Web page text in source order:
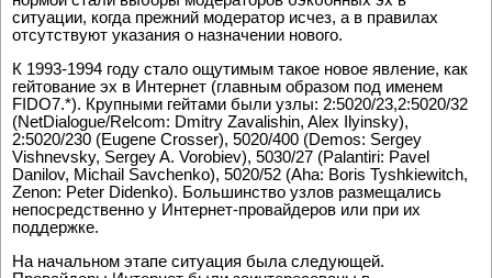
ситуации, когда прежний модератор исчез, а в правилах
отсутствуют указания о назначении нового.
К 1993-1994 году стало ощутимым такое новое явление, как
гейтование эх в Интернет (главным образом под именем
FIDO7.*). Крупными гейтами были узлы: 2:5020/23,2:5020/32
(NetDialogue/Relcom: Dmitry Zavalishin, Alex Ilyinsky),
2:5020/230 (Eugene Crosser), 5020/400 (Demos: Sergey
Vishnevsky, Sergey A. Vorobiev), 5030/27 (Palantiri: Pavel
Danilov, Michail Savchenko), 5020/52 (Aha: Boris Tyshkiewitch,
Zenon: Peter Didenko). Большинство узлов размещались
непосредственно у Интернет-провайдеров или при их
поддержке.
На начальном этапе ситуация была следующей.